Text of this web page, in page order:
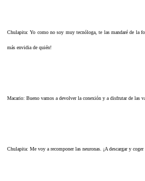
Chulapita: Yo como no soy muy tecnóloga, te las mandaré de la
más envidia de quién!
Macario: Bueno vamos a devolver la conexión y a disfrutar de las
Chulapita: Me voy a recomponer las neuronas. ¡A descargar y